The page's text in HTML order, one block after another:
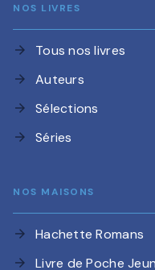
NOS LIVRES
arrow_forward Tous nos livres
arrow_forward Auteurs
arrow_forward Sélections
arrow_forward Séries
NOS MAISONS
arrow_forward Hachette Romans
arrow_forward Livre de Poche